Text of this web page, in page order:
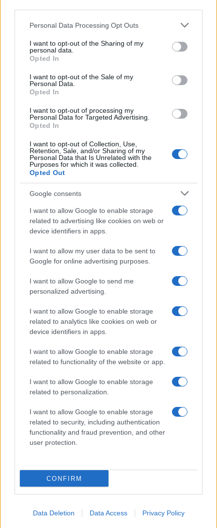
This information may also be disclosed by us to third parties
disclose it to other third parties.
Please note that this website/app uses one or more Google
services and may gather and store information including but
not limited to your visit or usage behaviour. You may click to
grant or deny consent to Google and its third-party tags to
consent section.
Personal Data Processing Opt Outs
I want to opt-out of the Sharing of my
personal data.
Opted In
I want to opt-out of the Sale of my
Personal Data.
Opted In
I want to opt-out of processing my
Personal Data for Targeted Advertising.
Opted In
I want to opt-out of Collection, Use,
Retention, Sale, and/or Sharing of my
Personal Data that Is Unrelated with the
Purposes for which it was collected.
Opted Out
Google consents
I want to allow Google to enable storage
related to advertising like cookies on web or
device identifiers in apps.
I want to allow my user data to be sent to
Google for online advertising purposes.
I want to allow Google to send me
personalized advertising.
I want to allow Google to enable storage
related to analytics like cookies on web or
device identifiers in apps.
I want to allow Google to enable storage
related to functionality of the website or app.
I want to allow Google to enable storage
related to personalization.
I want to allow Google to enable storage
related to security, including authentication
functionality and fraud prevention, and other
user protection.
CONFIRM
Data Deletion Data Access Privacy Policy
Francia
Investieren24
UK
News Hub UK
Lgbtq News
Olanda
NL Newz